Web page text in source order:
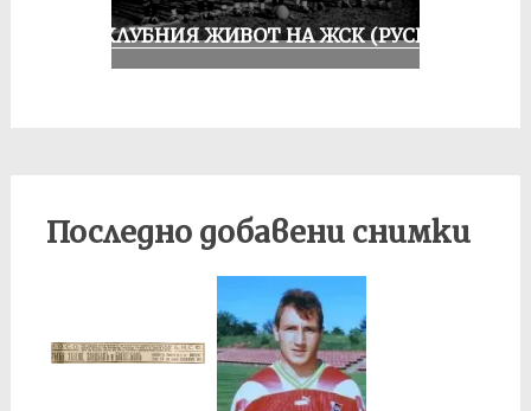
ИЗ КЛУБНИЯ ЖИВОТ НА ЖСК (РУСЕ)
Последно добавени снимки